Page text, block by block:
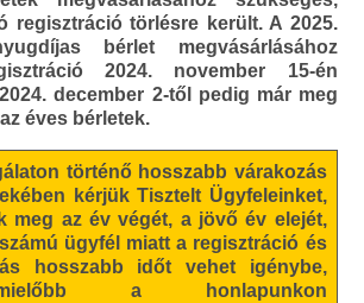
regisztráció törlésre került. A 2025.
bérlet megvásárlásához
2024. november 15-én
december 2-től pedig már meg
éves bérletek.
történő hosszabb várakozás
kérjükTisztelt Ügyfeleinket,
meg az év végét, a jövő év elejét,
ügyfél miatt a regisztráció és
hosszabb időt vehet igénybe,
a honlapunkon